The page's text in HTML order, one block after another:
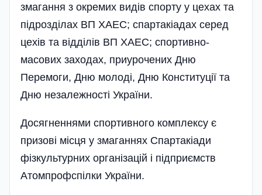
змагання з окремих видів спорту у цехах та
підрозділах ВП ХАЕС; спартакіадах серед
цехів та відділів ВП ХАЕС; спортивно-
масових заходах, приурочених Дню
Перемоги, Дню молоді, Дню Конституції та
Дню незалежності України.
Досягненнями спортивного комплексу є
призові місця у змаганнях Спартакіади
фізкультурних організацій і підприємств
Атомпрофспілки України.